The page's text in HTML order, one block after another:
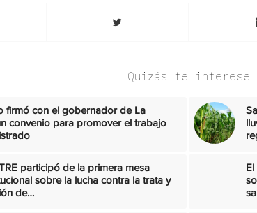
Quizás te interese
firmó con el gobernador de La
convenio para promover el trabajo
participó de la primera mesa
sobre la lucha contra la trata y
de…
El